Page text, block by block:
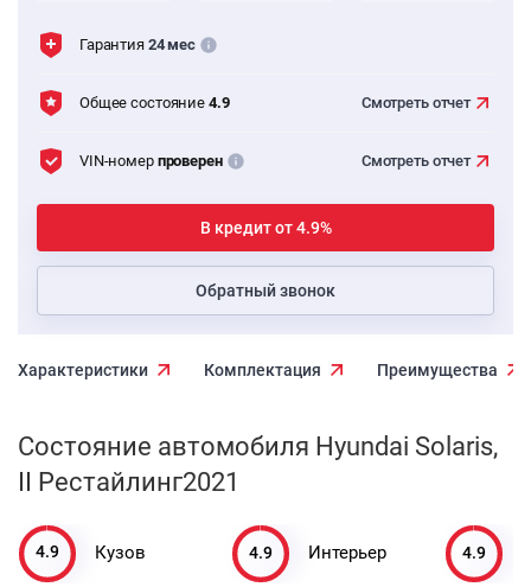
Гарантия 24 мес
Общее состояние 4.9 Смотреть отчет
VIN-номер проверен Смотреть отчет
В кредит от 4.9%
Обратный звонок
Характеристики Комплектация Преимущества
Состояние автомобиля Hyundai Solaris,
II Рестайлинг2021
4.9 Кузов 4.9 Интерьер 4.9